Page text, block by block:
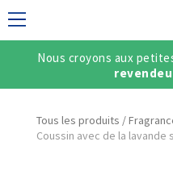
Nous croyons aux
Tous les produits /
Coussin avec de la lavande